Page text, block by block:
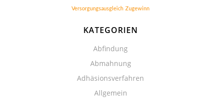
Versorgungsausgleich Zugewinn
KATEGORIEN
Abfindung
Abmahnung
Adhäsionsverfahren
Allgemein